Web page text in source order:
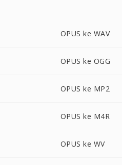
OPUS ke WAV
OPUS ke OGG
OPUS ke MP2
OPUS ke M4R
OPUS ke WV